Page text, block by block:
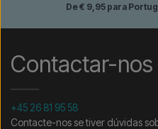
De € 9,95 para
Contactar-nos
+45 26 81 95 58
Contacte-nos se tiver dúvidas